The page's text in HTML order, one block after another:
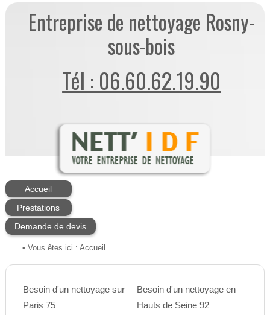
Entreprise de nettoyage Rosny-
sous-bois
Tél : 06.60.62.19.90
Accueil
Prestations
Demande de devis
• Vous êtes ici : Accueil
Besoin d'un nettoyage sur
Paris 75
Besoin d'un nettoyage en
Hauts de Seine 92